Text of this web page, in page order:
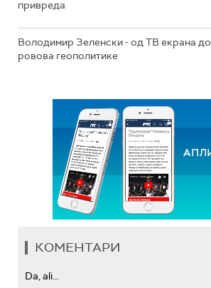
привреда
Володимир Зеленски - од ТВ екрана до
ровова геополитике
КОМЕНТАРИ
Da, ali...